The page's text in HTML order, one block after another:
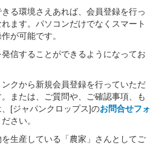
る環境さえあれば、会員登録を行っ
ます。パソコンだけでなくスマート
が可能です。
信することができるようになってお
ンクから新規会員登録を行っていただ
または、ご質問や、ご確認事項、も
[ジャパンクロップス]のお問合せフォ
さい。
生産している「農家」さんとしてご